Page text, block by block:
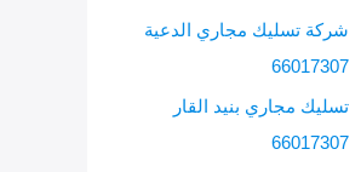
شركة تسليك مجاري الدعية
66017307
تسليك مجاري بنيد القار
66017307